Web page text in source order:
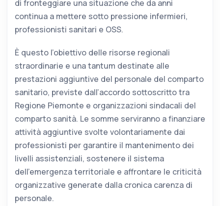
di fronteggiare una situazione che da anni
continua a mettere sotto pressione infermieri,
professionisti sanitari e OSS.
È questo l’obiettivo delle risorse regionali
straordinarie e una tantum destinate alle
prestazioni aggiuntive del personale del comparto
sanitario, previste dall’accordo sottoscritto tra
Regione Piemonte e organizzazioni sindacali del
comparto sanità. Le somme serviranno a finanziare
attività aggiuntive svolte volontariamente dai
professionisti per garantire il mantenimento dei
livelli assistenziali, sostenere il sistema
dell’emergenza territoriale e affrontare le criticità
organizzative generate dalla cronica carenza di
personale.